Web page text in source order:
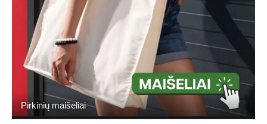
Pirkinių maišeliai